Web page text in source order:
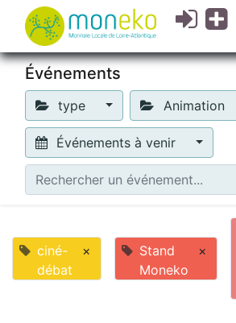
Événements
type Animation
Événements à venir
ciné-
débat
×
Stand
Moneko
×